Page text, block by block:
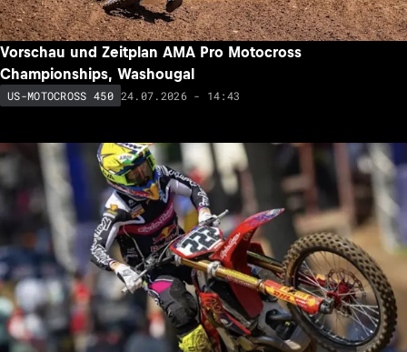
Vorschau und Zeitplan AMA Pro Motocross
Championships, Washougal
US-MOTOCROSS 450 24.07.2026 - 14:43